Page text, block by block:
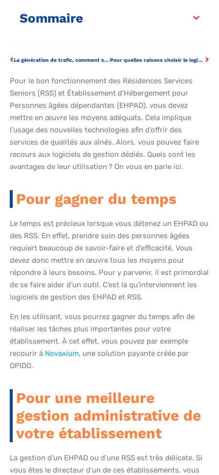
Sommaire
La génération de trafic, comment s’y prendre en 2021 ? Pour quelles raisons choisir le logiciel N2F ?
Pour le bon fonctionnement des Résidences Services
Seniors (RSS) et Établissement d’Hébergement pour
Personnes âgées dépendantes (EHPAD), vous devez
mettre en œuvre les moyens adéquats. Cela implique
l’usage des nouvelles technologies afin d’offrir des
services de qualités aux aînés. Alors, vous pouvez faire
recours aux logiciels de gestion dédiés. Quels sont les
avantages de leur utilisation ? On vous en parle ici.
Pour gagner du temps
Le temps est précieux lorsque vous détenez un EHPAD ou
des RSS. En effet, prendre soin des personnes âgées
requiert beaucoup de savoir-faire et d’efficacité. Vous
devez donc mettre en œuvre tous les moyens pour
répondre à leurs besoins. Pour y parvenir, il est primordial
de se faire aider d’un outil. C’est là qu’interviennent les
logiciels de gestion des EHPAD et RSS.
En les utilisant, vous pourrez gagner du temps afin de
réaliser les tâches plus importantes pour votre
établissement. À cet effet, vous pouvez par exemple
recourir à Novaxium, une solution payante créée par
OPIDO.
Pour une meilleure
gestion administrative de
votre établissement
La gestion d’un EHPAD ou d’une RSS est très délicate. Si
vous êtes le directeur d’un de ces établissements, vous